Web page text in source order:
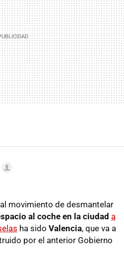
movimiento de desmantelar
al coche en la ciudad a
ha sido Valencia, que va a
por el anterior Gobierno